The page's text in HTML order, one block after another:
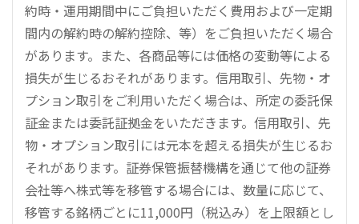
約時・運用期間中にご負担いただく費用および一定期
間内の解約時の解約控除、等）をご負担いただく場合
があります。また、各商品等には価格の変動等による
損失が生じるおそれがあります。信用取引、先物・オ
プション取引をご利用いただく場合は、所定の委託保
証金または委託証拠金をいただきます。信用取引、先
物・オプション取引には元本を超える損失が生じるお
それがあります。証券保管振替機構を通じて他の証券
会社等へ株式等を移管する場合には、数量に応じて、
移管する銘柄ごとに11,000円（税込み）を上限額とし